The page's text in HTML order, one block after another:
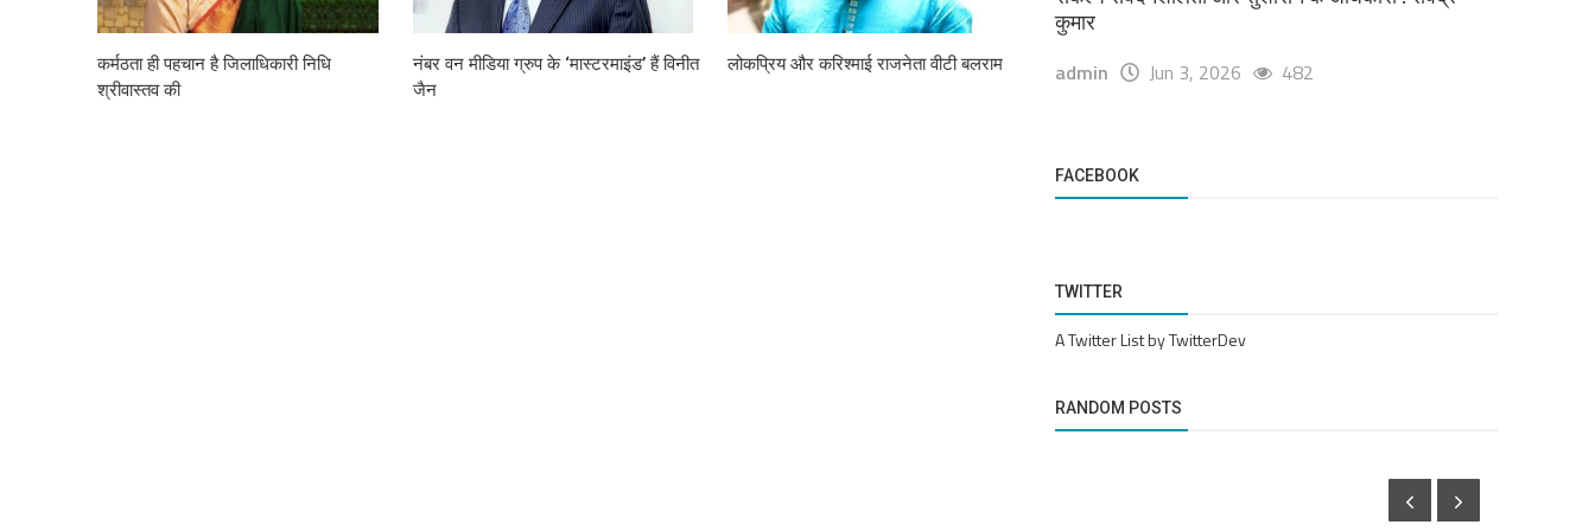
कर्मठता ही पहचान है जिलाधिकारी निधि
श्रीवास्तव की
नंबर वन मीडिया ग्रुप के ‘मास्टरमाइंड’ हैं विनीत
जैन
लोकप्रिय और करिश्माई राजनेता वीटी बलराम
कुमार
admin Jun 3, 2026 482
FACEBOOK
TWITTER
A Twitter List by TwitterDev
RANDOM POSTS